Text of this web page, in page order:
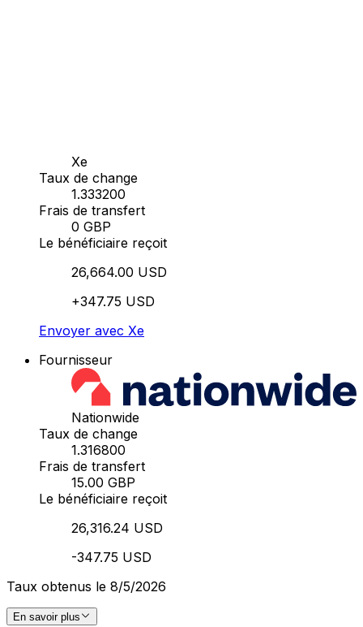
Xe
Taux de change
1.333200
Frais de transfert
0 GBP
Le bénéficiaire reçoit
26,664.00 USD
+347.75 USD
Envoyer avec Xe
Fournisseur
Nationwide
Taux de change
1.316800
Frais de transfert
15.00 GBP
Le bénéficiaire reçoit
26,316.24 USD
-347.75 USD
Taux obtenus le 8/5/2026
En savoir plus